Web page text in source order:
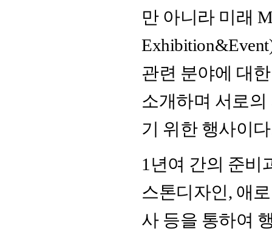
만 아니라 미래
관련 분야에 대
소개하며 서로
기 위한 행사이
1년여 간의 준비
스톤디자인, 애
사 등을 통하여